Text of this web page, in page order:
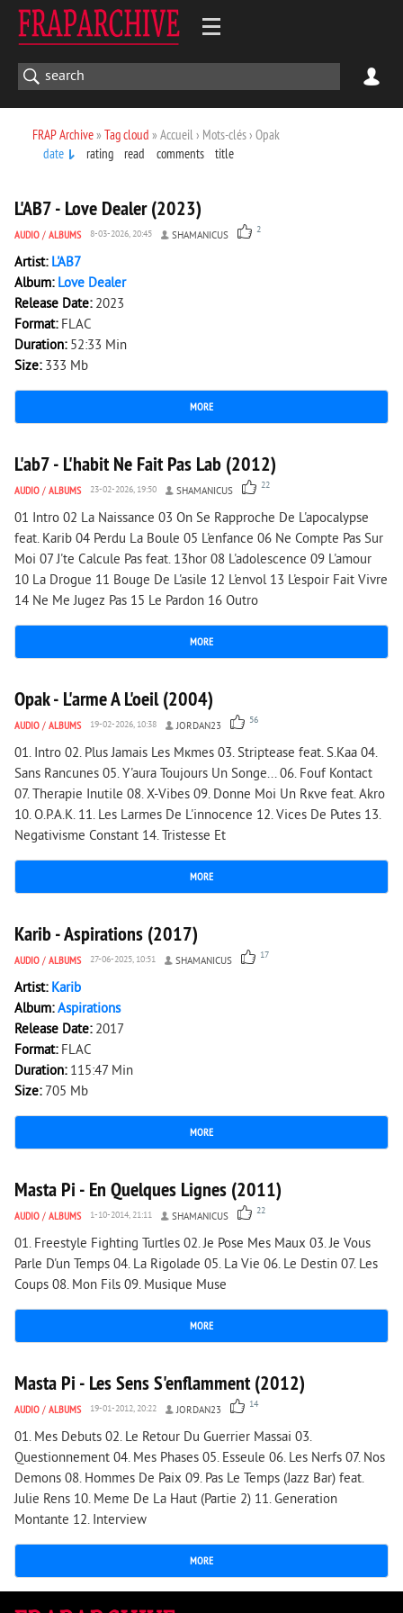
FRAP Archive» Tag cloud » Accueil › Mots-clés › Opak
date
rating read comments title
L'AB7 - Love Dealer (2023)
AUDIO / ALBUMS 8-03-2026, 20:45 SHAMANICUS 2
Artist: L'AB7
Album: Love Dealer
Release Date: 2023
Format: FLAC
Duration: 52:33 Min
Size: 333 Mb
MORE
5 722 0
L'ab7 - L'habit Ne Fait Pas Lab (2012)
AUDIO / ALBUMS 23-02-2026, 19:50 SHAMANICUS 22
01 Intro 02 La Naissance 03 On Se Rapproche De L'apocalypse
feat. Karib 04 Perdu La Boule 05 L'enfance 06 Ne Compte Pas Sur
Moi 07 J'te Calcule Pas feat. 13hor 08 L'adolescence 09 L'amour
10 La Drogue 11 Bouge De L'asile 12 L'envol 13 L'espoir Fait Vivre
14 Ne Me Jugez Pas 15 Le Pardon 16 Outro
MORE
9 399 0
Opak - L'arme A L'oeil (2004)
AUDIO / ALBUMS 19-02-2026, 10:38 JORDAN23 56
01. Intro 02. Plus Jamais Les Mкmes 03. Striptease feat. S.Kaa 04.
Sans Rancunes 05. Y'aura Toujours Un Songe... 06. Fouf Kontact
07. Therapie Inutile 08. X-Vibes 09. Donne Moi Un Rкve feat. Akro
10. O.P.A.K. 11. Les Larmes De L'innocence 12. Vices De Putes 13.
Negativisme Constant 14. Tristesse Et
MORE
1 965 0
Karib - Aspirations (2017)
AUDIO / ALBUMS 27-06-2025, 10:51 SHAMANICUS 17
Artist: Karib
Album:Aspirations
Release Date: 2017
Format: FLAC
Duration: 115:47 Min
Size: 705 Mb
MORE
1 925 0
Masta Pi - En Quelques Lignes (2011)
AUDIO / ALBUMS 1-10-2014, 21:11 SHAMANICUS 22
01. Freestyle Fighting Turtles 02. Je Pose Mes Maux 03. Je Vous
Parle D'un Temps 04. La Rigolade 05. La Vie 06. Le Destin 07. Les
Coups 08. Mon Fils 09. Musique Muse
MORE
4 797 0
Masta Pi - Les Sens S'enflamment (2012)
AUDIO / ALBUMS 19-01-2012, 20:22 JORDAN23 14
01. Mes Debuts 02. Le Retour Du Guerrier Massai 03.
Questionnement 04. Mes Phases 05. Esseule 06. Les Nerfs 07. Nos
Demons 08. Hommes De Paix 09. Pas Le Temps (Jazz Bar) feat.
Julie Rens 10. Meme De La Haut (Partie 2) 11. Generation
Montante 12. Interview
MORE